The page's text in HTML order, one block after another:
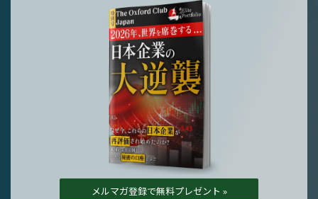
メルマガ登録で無料プレゼント »